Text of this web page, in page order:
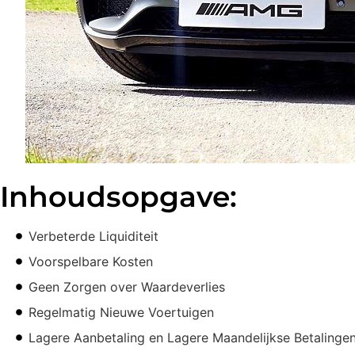
Inhoudsopgave:
Verbeterde Liquiditeit
Voorspelbare Kosten
Geen Zorgen over Waardeverlies
Regelmatig Nieuwe Voertuigen
Lagere Aanbetaling en Lagere Maandelijkse